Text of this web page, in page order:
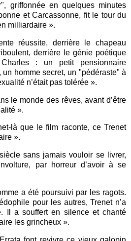
griffonnée en quelques minutes
et Carcassonne, fit le tour du
milliardaire ».
réussite, derrière le chapeau
derrière le génie poétique
: un petit pensionnaire
homme secret, un "pédéraste" à
n’était pas tolérée ».
le monde des rêves, avant d’être
».
là que le film raconte, ce Trenet
».
sans jamais vouloir se livrer,
par horreur d’avoir à se
a été poursuivi par les ragots.
pour les autres, Trenet n’a
Il a souffert en silence et chanté
les grincheux ».